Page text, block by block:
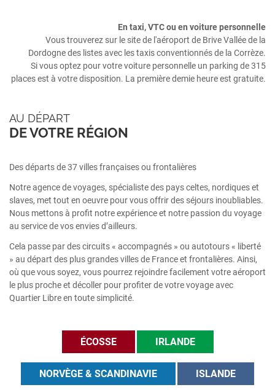
En taxi, VTC ou en voiture personnelle
Vous trouverez sur le site de l'aéroport de Brive Vallée de la
Dordogne des listes avec les taxis conventionnés de la Corrèze.
Si vous optez pour votre voiture personnelle un parking de 315
places est à votre disposition. La première demie heure est gratuite.
ÉCOSSE IRLANDE
NORVÈGE & SCANDINAVIE ISLANDE
AU DÉPART
DE VOTRE RÉGION
Des départs de 37 villes françaises ou frontalières
Notre agence de voyages, spécialiste des pays celtes, nordiques et
slaves, met tout en oeuvre pour vous offrir des séjours inoubliables.
Nous mettons à profit notre expérience et notre passion du voyage
au service de vos envies d’ailleurs.
Cela passe par des circuits « accompagnés » ou autotours « liberté
» au départ des plus grandes villes de France et frontalières. Ainsi,
où que vous soyez, vous pourrez rejoindre facilement votre aéroport
le plus proche et décoller pour profiter de votre voyage avec
Quartier Libre en toute simplicité.